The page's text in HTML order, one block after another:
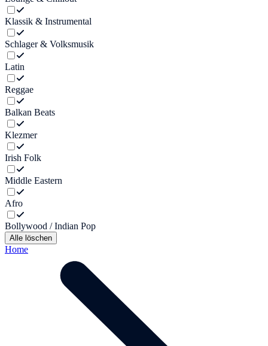
Klassik & Instrumental
Schlager & Volksmusik
Latin
Reggae
Balkan Beats
Klezmer
Irish Folk
Middle Eastern
Afro
Bollywood / Indian Pop
Alle löschen
Home